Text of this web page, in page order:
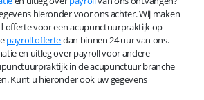
hieronder voor ons achter. Wij maken
offerte voor een acupunctuurpraktijk op
payroll offertedan binnen 24 uur van ons.
en uitleg over payroll voor andere
in de acupunctuur branche
Kunt u hieronder ook uw gegevens